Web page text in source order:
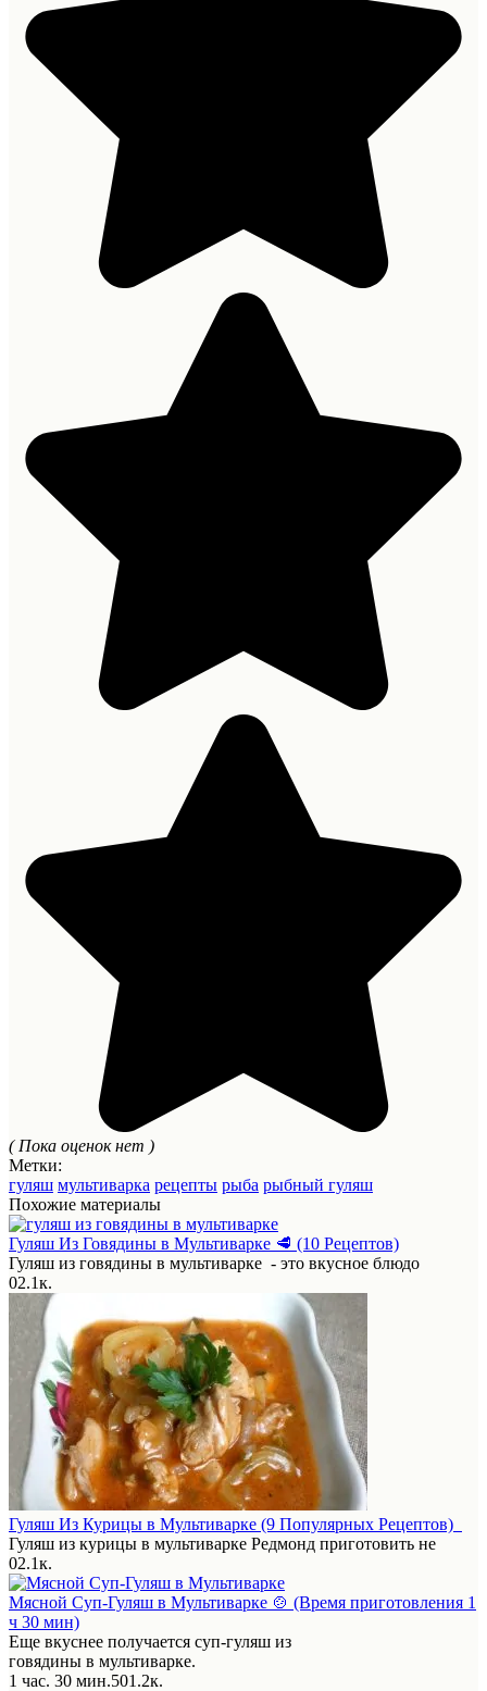
( Пока оценок нет )
Метки:
гуляш мультиварка рецепты рыба рыбный гуляш
Похожие материалы
Гуляш Из Говядины в Мультиварке 🥩 (10 Рецептов)
Гуляш из говядины в мультиварке - это вкусное блюдо
02.1к.
Гуляш Из Курицы в Мультиварке (9 Популярных Рецептов)
Гуляш из курицы в мультиварке Редмонд приготовить не
02.1к.
Мясной Суп-Гуляш в Мультиварке 🍲 (Время приготовления 1
ч 30 мин)
Еще вкуснее получается суп-гуляш из
говядины в мультиварке.
1 час. 30 мин.501.2к.